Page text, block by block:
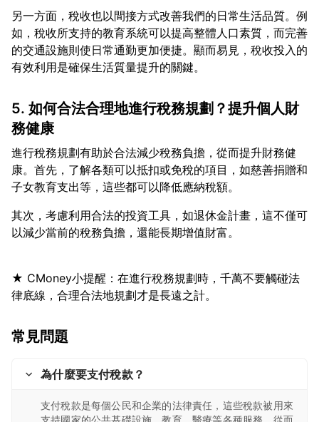
另一方面，稅收也以間接方式改善我們的日常生活品質。例
如，稅收所支持的教育系統可以提高整體人口素質，而完善
的交通設施則使日常通勤更加便捷。顯而易見，稅收投入的
5. 如何合法合理地進行稅務規劃？提升個人財
務健康
進行稅務規劃有助於合法減少稅務負擔，從而提升財務健
康。首先，了解各類可以抵扣或免稅的項目，如慈善捐贈和
其次，考慮利用合法的投資工具，如退休金計畫，這不僅可
★ CMoney小提醒：在進行稅務規劃時，千萬不要觸碰法
常見問題
為什麼要支付稅款？
支付稅款是每個公民和企業的法律責任，這些稅款被用來
支持國家的公共基礎設施、教育、醫療等各種服務，從而